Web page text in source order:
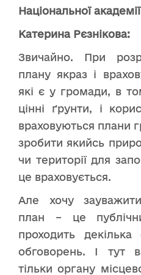
Національної
Катерина Рєзнікова:
Звичайно. При
плану якраз і
які є у громади, в
цінні ґрунти, і
враховуються плани
зробити якийсь
чи території для
це враховується.
Але хочу
план – це
проходить декілька
обговорень. І тут
тільки органу